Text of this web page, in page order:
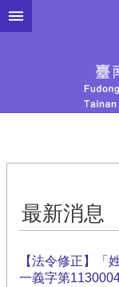
跳到主要內容區塊
最新消息
【法令修正】「
一義字第